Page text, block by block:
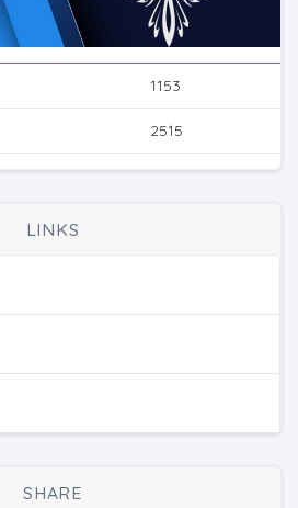
1153
2515
LINKS
SHARE